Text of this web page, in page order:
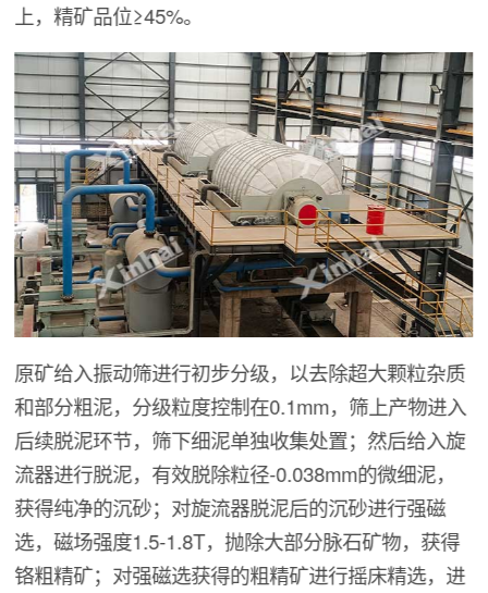
上，精矿品位≥45%。
原矿给入振动筛进行初步分级，以去除超大颗粒杂质
和部分粗泥，分级粒度控制在0.1mm，筛上产物进入
后续脱泥环节，筛下细泥单独收集处置；然后给入旋
流器进行脱泥，有效脱除粒径-0.038mm的微细泥，
获得纯净的沉砂；对旋流器脱泥后的沉砂进行强磁
选，磁场强度1.5-1.8T，抛除大部分脉石矿物，获得
铬粗精矿；对强磁选获得的粗精矿进行摇床精选，进